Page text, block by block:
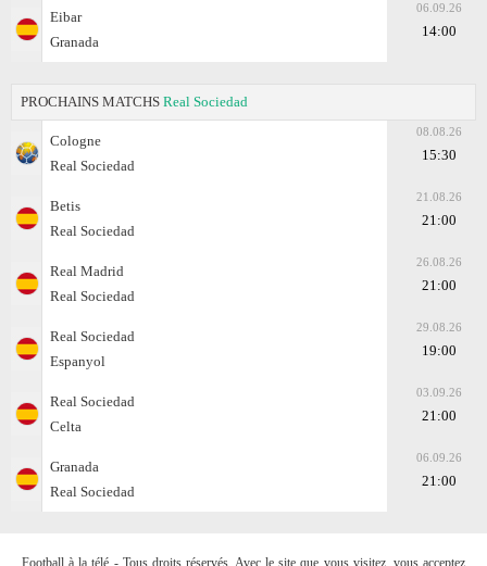
Eibar
Granada
06.09.26
14:00
PROCHAINS MATCHS Real Sociedad
Cologne
Real Sociedad
08.08.26
15:30
Betis
Real Sociedad
21.08.26
21:00
Real Madrid
Real Sociedad
26.08.26
21:00
Real Sociedad
Espanyol
29.08.26
19:00
Real Sociedad
Celta
03.09.26
21:00
Granada
Real Sociedad
06.09.26
21:00
Football à la télé - Tous droits réservés. Avec le site que vous visitez, vous acceptez